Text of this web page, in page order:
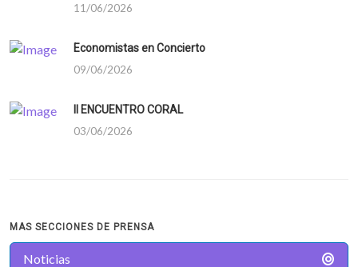
11/06/2026
Economistas en Concierto
09/06/2026
II ENCUENTRO CORAL
03/06/2026
MAS SECCIONES DE PRENSA
Noticias